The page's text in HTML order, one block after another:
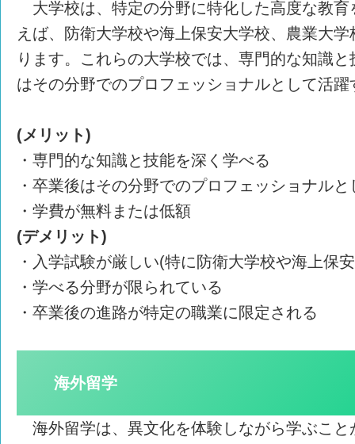
大学校は、特定の分野に特化した高度な教育
えば、防衛大学校や海上保安大学校、農業大
ります。これらの大学校では、専門的な知識
はその分野でのプロフェッショナルとして活
(メリット)
・専門的な知識と技能を深く学べる
・卒業後はその分野でのプロフェッショナル
・学費が無料または低額
(デメリット)
・入学試験が厳しい(特に防衛大学校や海上保
・学べる分野が限られている
・卒業後の進路が特定の職業に限定される
海外留学
海外留学は、異文化を体験しながら学ぶこと